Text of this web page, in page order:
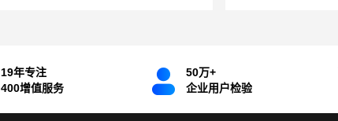
19年专注
400增值服务
50万+
企业用户检验